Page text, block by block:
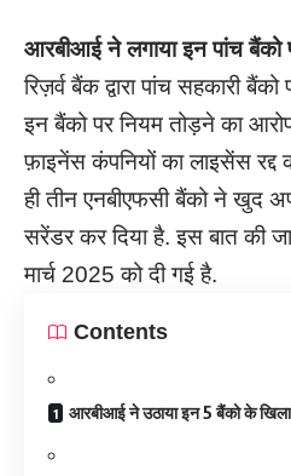
आरबीआई ने लगाया इन पांच बैंको
रिज़र्व बैंक द्वारा पांच सहकारी बैंको
इन बैंको पर नियम तोड़ने का
फ़ाइनेंस कंपनियों का लाइसेंस
ही तीन एनबीएफसी बैंको ने खुद
सरेंडर कर दिया है. इस बात की
मार्च 2025 को दी गई है.
Contents
आरबीआई ने उठाया इन 5 बैंको के